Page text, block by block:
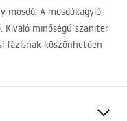
mosdó. A mosdókagyló
Kiváló minőségű szaniter
fázisnak köszönhetően